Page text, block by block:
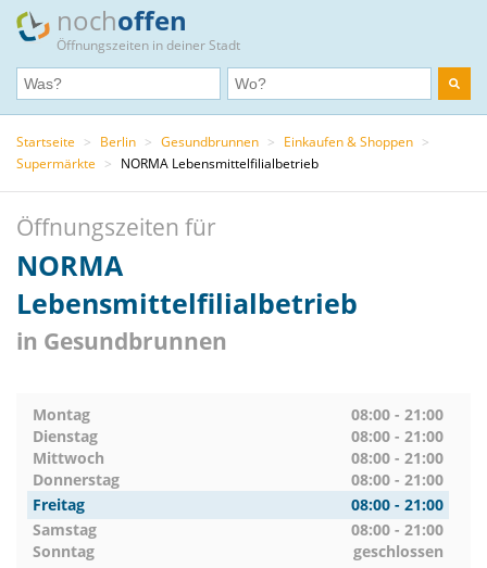
nochoffen
Öffnungszeiten in deiner Stadt
Startseite > Berlin > Gesundbrunnen > Einkaufen & Shoppen >
Supermärkte > NORMA Lebensmittelfilialbetrieb
Öffnungszeiten für
NORMA
Lebensmittelfilialbetrieb
in Gesundbrunnen
Montag
08:00 - 21:00
Dienstag
08:00 - 21:00
Mittwoch
08:00 - 21:00
Donnerstag
08:00 - 21:00
Freitag
08:00 - 21:00
Samstag
08:00 - 21:00
Sonntag
geschlossen